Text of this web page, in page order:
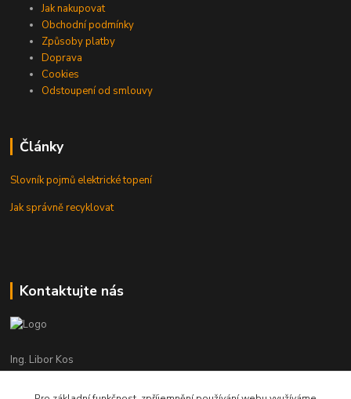
Jak nakupovat
Obchodní podmínky
Způsoby platby
Doprava
Cookies
Odstoupení od smlouvy
Články
Slovník pojmů elektrické topení
Jak správně recyklovat
Kontaktujte nás
Ing. Libor Kos
+420 601 555 225
(Po-Pá: 8-17:00 hod.)